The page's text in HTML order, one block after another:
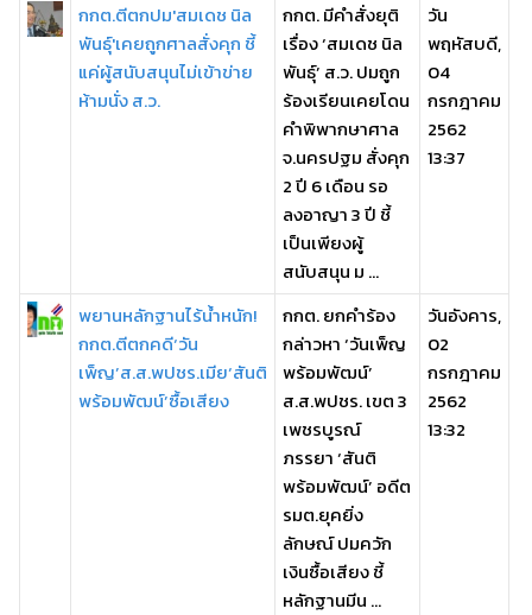
กกต.ตีตกปม'สมเดช นิล
พันธ์ุ'เคยถูกศาลสั่งคุก ชี้
แค่ผู้สนับสนุนไม่เข้าข่าย
ห้ามนั่ง ส.ว.
กกต. มีคำสั่งยุติ
เรื่อง ‘สมเดช นิล
พันธุ์’ ส.ว. ปมถูก
ร้องเรียนเคยโดน
คำพิพากษาศาล
จ.นครปฐม สั่งคุก
2 ปี 6 เดือน รอ
ลงอาญา 3 ปี ชี้
เป็นเพียงผู้
สนับสนุน ม ...
วัน
พฤหัสบดี,
04
กรกฎาคม
2562
13:37
พยานหลักฐานไร้น้ำหนัก!
กกต.ตีตกคดี‘วัน
เพ็ญ’ส.ส.พปชร.เมีย‘สันติ
พร้อมพัฒน์’ซื้อเสียง
กกต. ยกคำร้อง
กล่าวหา ‘วันเพ็ญ
พร้อมพัฒน์’
ส.ส.พปชร. เขต 3
เพชรบูรณ์
ภรรยา ‘สันติ
พร้อมพัฒน์’ อดีต
รมต.ยุคยิ่ง
ลักษณ์ ปมควัก
เงินซื้อเสียง ชี้
หลักฐานมีน ...
วันอังคาร,
02
กรกฎาคม
2562
13:32